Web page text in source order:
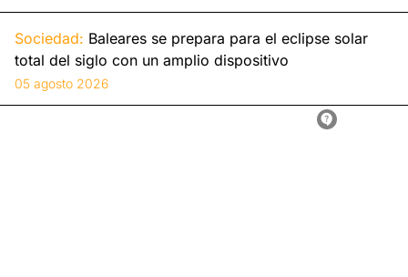
Sociedad: Baleares se prepara para el eclipse solar
total del siglo con un amplio dispositivo
05 agosto 2026